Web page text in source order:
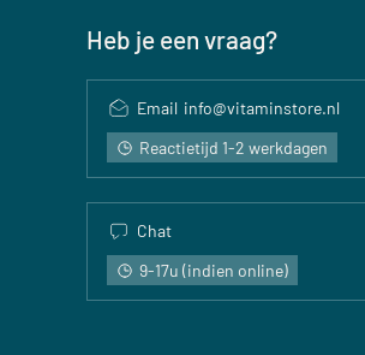
Heb je een vraag?
Email info@vitaminstore.nl
Reactietijd 1-2 werkdagen
Chat
9-17u (indien online)